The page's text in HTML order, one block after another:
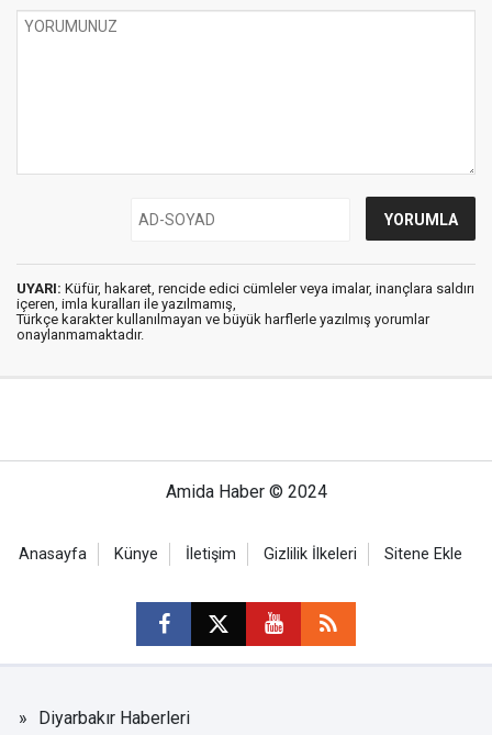
UYARI: Küfür, hakaret, rencide edici cümleler veya imalar, inançlara saldırı
içeren, imla kuralları ile yazılmamış,
Türkçe karakter kullanılmayan ve büyük harflerle yazılmış yorumlar
onaylanmamaktadır.
Amida Haber © 2024
Anasayfa Künye İletişim Gizlilik İlkeleri Sitene Ekle
Diyarbakır Haberleri